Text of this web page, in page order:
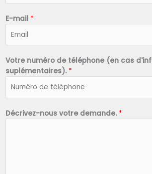
*
E-mail *
Votre numéro de téléphone (en cas
suplémentaires). *
Décrivez-nous votre demande. *